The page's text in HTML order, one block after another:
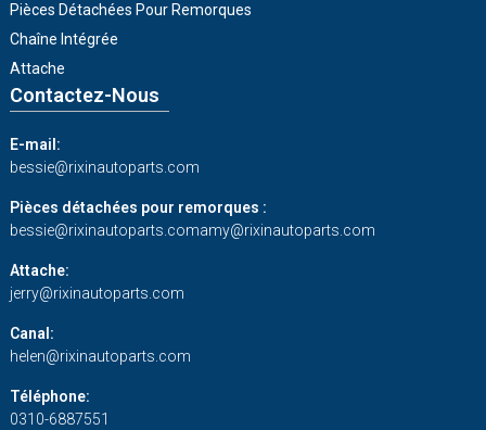
Pièces Détachées Pour Remorques
Chaîne Intégrée
Attache
Contactez-Nous
E-mail:
bessie@rixinautoparts.com
Pièces détachées pour remorques :
bessie@rixinautoparts.comamy@rixinautoparts.com
Attache:
jerry@rixinautoparts.com
Canal:
helen@rixinautoparts.com
Téléphone:
0310-6887551